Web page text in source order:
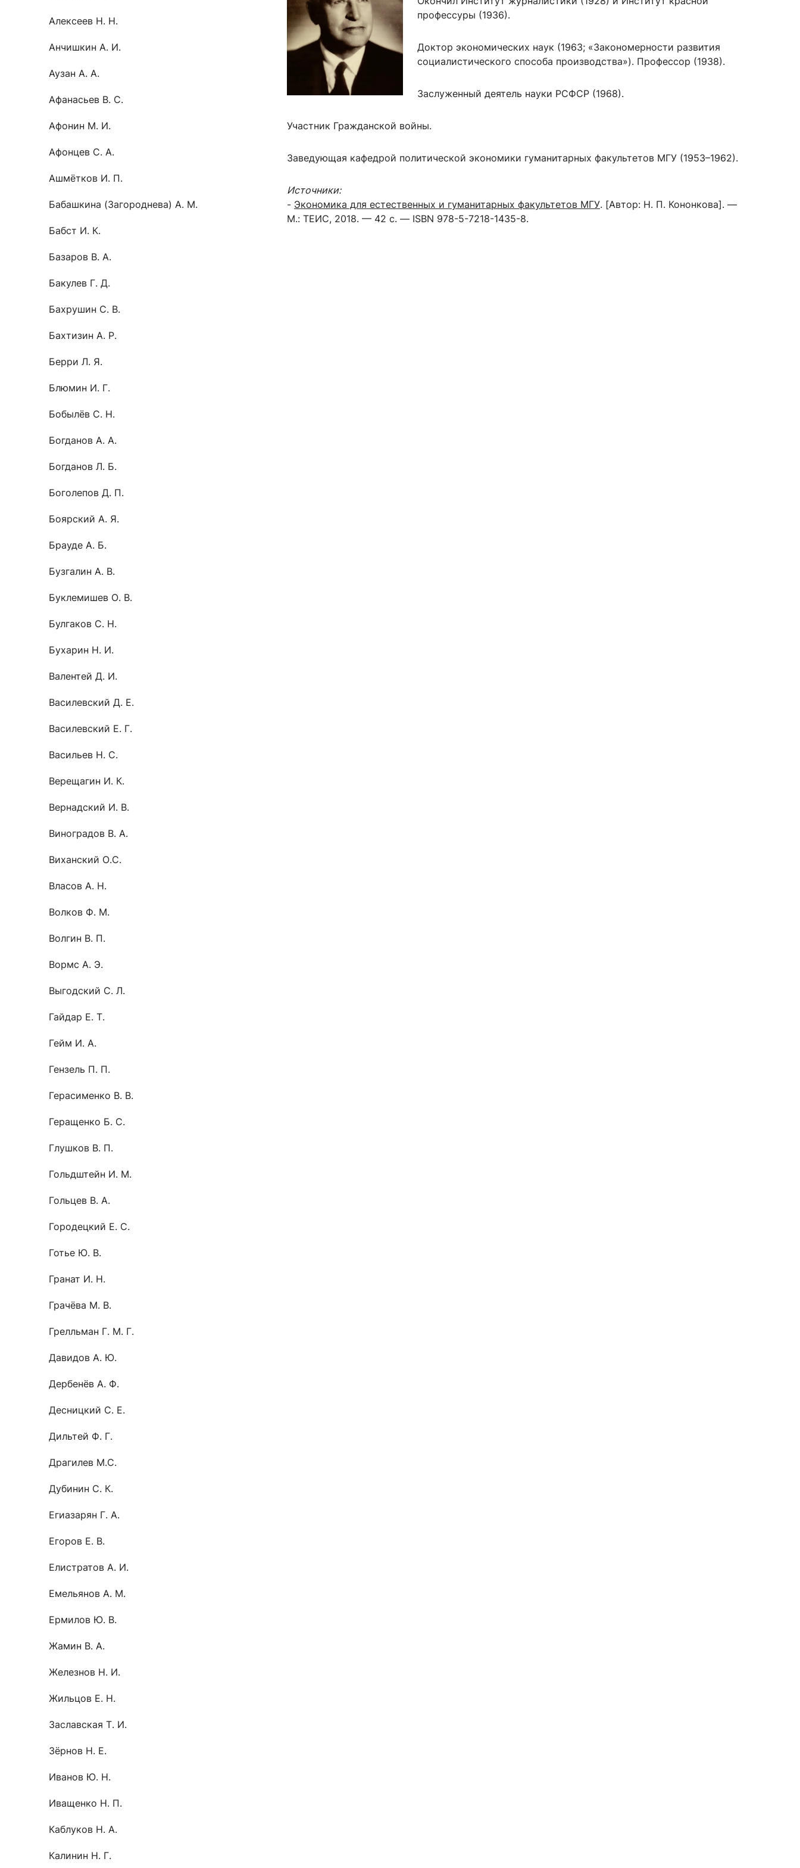
Оплата обучения онлайн
Закрепление
Курсы
Расписание
Часто задаваемые вопросы
Практика, стажировка и трудоустройство
Служба содействия трудоустройству
Информационные ресурсы
Электронные и цифровые базы
Информационно-аналитический отдел
ИИ в образовании
Преподавателям
Научный старт
Электронный журнал «Научные исследования экономического факультета»
Журнал «Вестник Московского университета». Серия: «Экономика»
Электронный журнал «Население и экономика»
Контакты
Алексеев Н. Н.
Анчишкин А. И.
Аузан А. А.
Афанасьев В. С.
Афонин М. И.
Афонцев С. А.
Ашмётков И. П.
Бабашкина (Загороднева) А. М.
Бабст И. К.
Базаров В. А.
Бакулев Г. Д.
Бахрушин С. В.
Бахтизин А. Р.
Берри Л. Я.
Блюмин И. Г.
Бобылёв С. Н.
Богданов А. А.
Богданов Л. Б.
Боголепов Д. П.
Боярский А. Я.
Брауде А. Б.
Бузгалин А. В.
Буклемишев О. В.
Булгаков С. Н.
Бухарин Н. И.
Валентей Д. И.
Василевский Д. Е.
Василевский Е. Г.
Васильев Н. С.
Верещагин И. К.
Вернадский И. В.
Виноградов В. А.
Виханский О.С.
Власов А. Н.
Волков Ф. М.
Волгин В. П.
Вормс А. Э.
Выгодский С. Л.
Гайдар Е. Т.
Гейм И. А.
Гензель П. П.
Герасименко В. В.
Геращенко Б. С.
Глушков В. П.
Гольдштейн И. М.
Гольцев В. А.
Городецкий Е. С.
Готье Ю. В.
Гранат И. Н.
Грачёва М. В.
Грелльман Г. М. Г.
Давидов А. Ю.
Дербенёв А. Ф.
Десницкий С. Е.
Дильтей Ф. Г.
Драгилев М.С.
Дубинин С. К.
Егиазарян Г. А.
Егоров Е. В.
Елистратов А. И.
Емельянов А. М.
Ермилов Ю. В.
Жамин В. А.
Железнов Н. И.
Жильцов Е. Н.
Заславская Т. И.
Зёрнов Н. Е.
Иванов Ю. Н.
Иващенко Н. П.
Каблуков Н. А.
Калинин Н. Г.
профессуры (1936).
Доктор экономических наук (1963; «Закономерности развития
социалистического способа производства»). Профессор (1938).
Заслуженный деятель науки РСФСР (1968).
Участник Гражданской войны.
Заведующая кафедрой политической экономики гуманитарных факультетов МГУ (1953–1962).
Источники:
- Экономика для естественных и гуманитарных факультетов МГУ. [Автор: Н. П. Кононкова]. —
М.: ТЕИС, 2018. — 42 с. — ISBN 978-5-7218-1435-8.